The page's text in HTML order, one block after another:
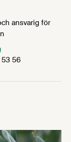
ansvarig för
56